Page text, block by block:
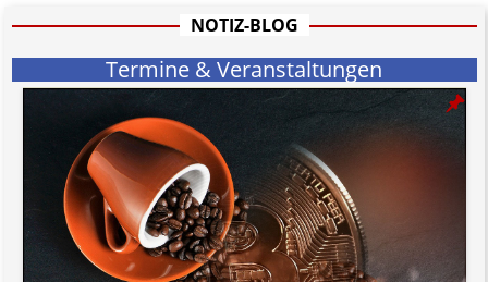
NOTIZ-BLOG
Termine & Veranstaltungen